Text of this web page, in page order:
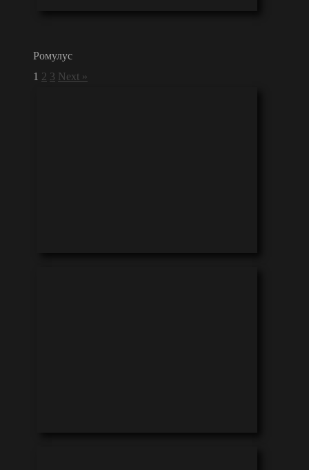
Ромулус
1 2 3 Next »